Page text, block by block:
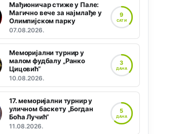
Мађионичар стиже у Пале:
Магично вече за најмлађе у
Олимпијском парку
07.08.2026.
9
САТИ
Меморијални турнир у
малом фудбалу „Ранко
Цицовић“
10.08.2026.
3
ДАНА
17. меморијални турнир у
уличном баскету „Богдан
Боћа Лучић“
11.08.2026.
5
ДАНА